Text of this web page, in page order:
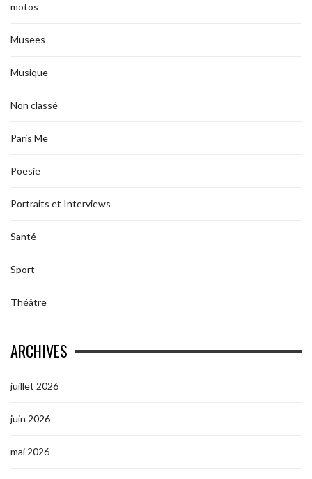
motos
Musees
Musique
Non classé
Paris Me
Poesie
Portraits et Interviews
Santé
Sport
Théâtre
ARCHIVES
juillet 2026
juin 2026
mai 2026